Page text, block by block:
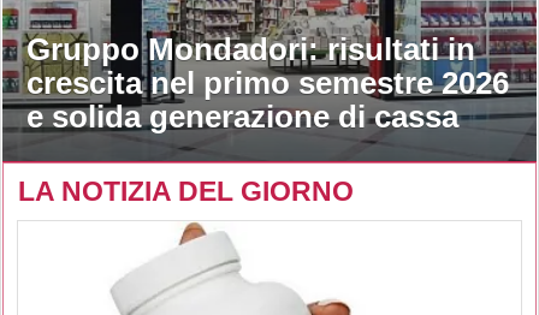
Gruppo Mondadori: risultati in
crescita nel primo semestre 2026
e solida generazione di cassa
LA NOTIZIA DEL GIORNO